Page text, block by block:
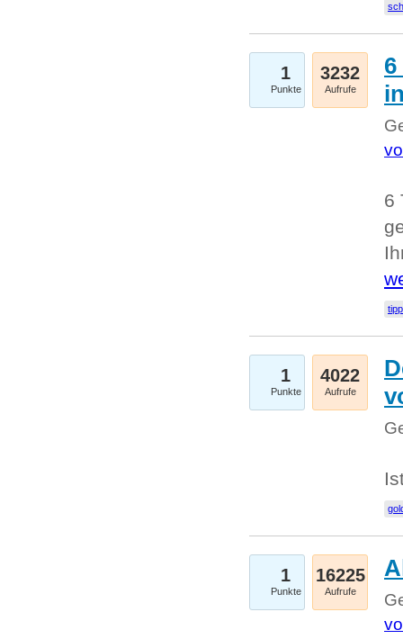
1
Punkte
3232
Aufrufe
6
1
Punkte
4022
Aufrufe
1
Punkte
16225
Aufrufe